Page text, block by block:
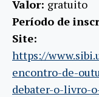
Valor: gratuito
Período de
Site:
https://
encontro-de-
debater-o-livro-